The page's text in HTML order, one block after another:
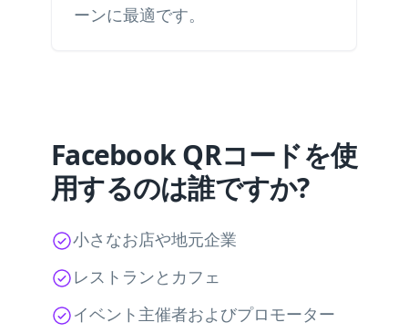
ーンに最適です。
Facebook QRコードを使
用するのは誰ですか?
小さなお店や地元企業
レストランとカフェ
イベント主催者およびプロモーター